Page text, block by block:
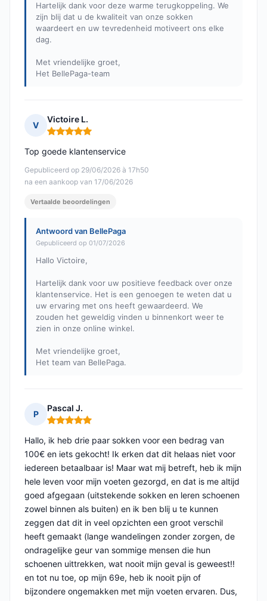
Hartelijk dank voor deze warme terugkoppeling. We
zijn blij dat u de kwaliteit van onze sokken
waardeert en uw tevredenheid motiveert ons elke
dag.
Met vriendelijke groet,
Het BellePaga-team
V
Victoire L.
Opmerking: 5 van 5
Gepubliceerd op 29/06/2026 à 17h50
na een aankoop van 17/06/2026
Top goede klantenservice
Vertaalde beoordelingen
Antwoord van BellePaga
Gepubliceerd op 01/07/2026
Hallo Victoire,
Hartelijk dank voor uw positieve feedback over onze
klantenservice. Het is een genoegen te weten dat u
uw ervaring met ons heeft gewaardeerd. We
zouden het geweldig vinden u binnenkort weer te
zien in onze online winkel.
Met vriendelijke groet,
Het team van BellePaga.
P
Pascal J.
Opmerking: 5 van 5
Hallo, ik heb drie paar sokken voor een bedrag van
100€ en iets gekocht! Ik erken dat dit helaas niet voor
iedereen betaalbaar is! Maar wat mij betreft, heb ik mijn
hele leven voor mijn voeten gezorgd, en dat is me altijd
goed afgegaan (uitstekende sokken en leren schoenen
zowel binnen als buiten) en ik ben blij u te kunnen
zeggen dat dit in veel opzichten een groot verschil
heeft gemaakt (lange wandelingen zonder zorgen, de
ondragelijke geur van sommige mensen die hun
schoenen uittrekken, wat nooit mijn geval is geweest!!
en tot nu toe, op mijn 69e, heb ik nooit pijn of
bijzondere ongemakken met mijn voeten ervaren. Dus,